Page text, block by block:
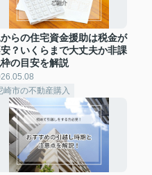
らの住宅資金援助は税金が
？いくらまで大丈夫か非課
の目安を解説
崎市の不動産購入